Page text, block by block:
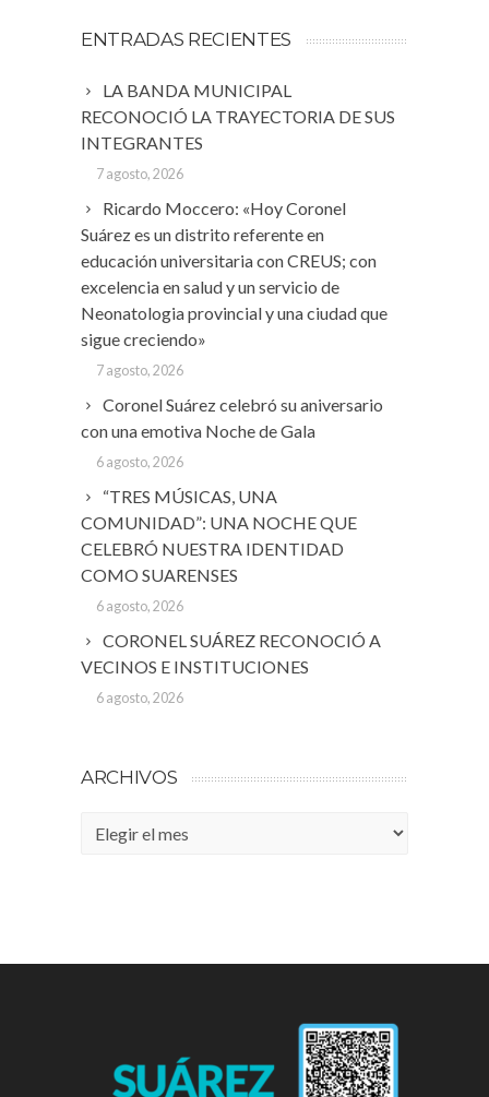
ENTRADAS RECIENTES
LA BANDA MUNICIPAL
RECONOCIÓ LA TRAYECTORIA DE SUS
INTEGRANTES
7 agosto, 2026
Ricardo Moccero: «Hoy Coronel
Suárez es un distrito referente en
educación universitaria con CREUS; con
excelencia en salud y un servicio de
Neonatologia provincial y una ciudad que
sigue creciendo»
7 agosto, 2026
Coronel Suárez celebró su aniversario
con una emotiva Noche de Gala
6 agosto, 2026
“TRES MÚSICAS, UNA
COMUNIDAD”: UNA NOCHE QUE
CELEBRÓ NUESTRA IDENTIDAD
COMO SUARENSES
6 agosto, 2026
CORONEL SUÁREZ RECONOCIÓ A
VECINOS E INSTITUCIONES
6 agosto, 2026
ARCHIVOS
Archivos